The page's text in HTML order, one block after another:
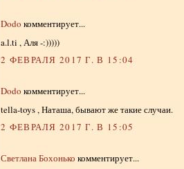
Dodo комментирует...
a.l.ti , Аля -:)))))
2 ФЕВРАЛЯ 2017 Г. В 15:04
Dodo комментирует...
tella-toys , Наташа, бывают же такие случаи.
2 ФЕВРАЛЯ 2017 Г. В 15:05
Светлана Бохонько комментирует...